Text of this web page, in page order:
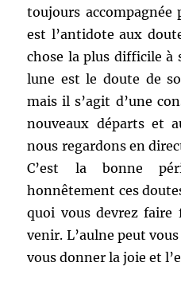
toujours accompagnée
est l’antidote aux
chose la plus difficile
lune est le doute de
mais il s’agit d’une
nouveaux départs et
nous regardons en
C’est la bonne
honnêtement ces
quoi vous devrez faire
venir. L’aulne peut
vous donner la joie et